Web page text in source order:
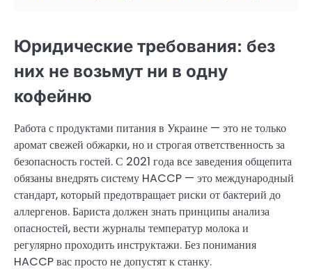
Юридические требования: без
них не возьмут ни в одну
кофейню
Работа с продуктами питания в Украине — это не только
аромат свежей обжарки, но и строгая ответственность за
безопасность гостей. С 2021 года все заведения общепита
обязаны внедрять систему HACCP — это международный
стандарт, который предотвращает риски от бактерий до
аллергенов. Бариста должен знать принципы анализа
опасностей, вести журналы температур молока и
регулярно проходить инструктажи. Без понимания
HACCP вас просто не допустят к станку.